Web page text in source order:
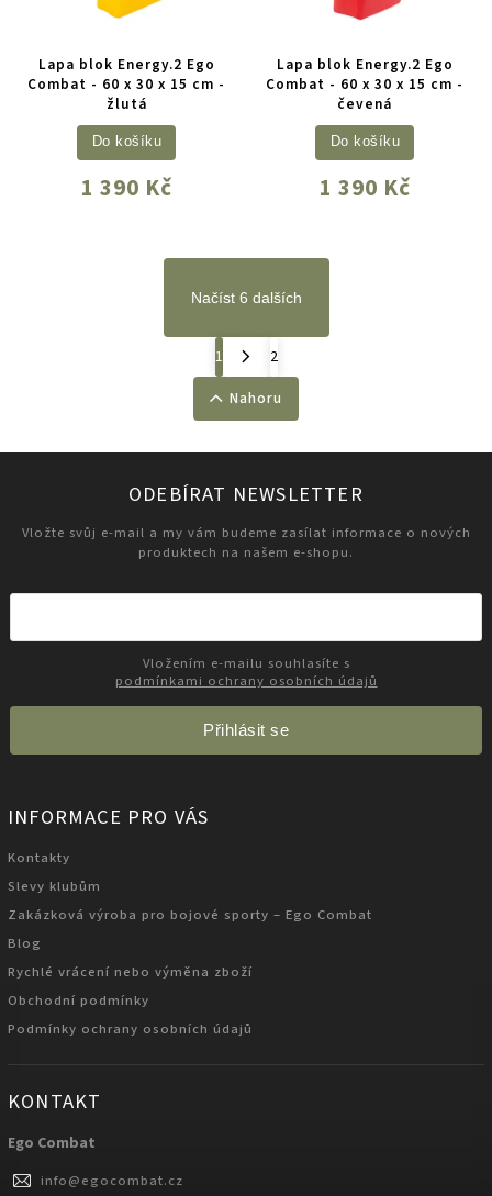
Lapa blok Energy.2 Ego
Combat - 60 x 30 x 15 cm -
žlutá
1 390 Kč
Do košíku
Lapa blok Energy.2 Ego
Combat - 60 x 30 x 15 cm -
čevená
1 390 Kč
Do košíku
Načíst 6 dalších
1
2
Nahoru
ODEBÍRAT NEWSLETTER
Vložte svůj e-mail a my vám budeme zasílat informace o nových
produktech na našem e-shopu.
podmínkami ochrany osobních údajů
Přihlásit se
INFORMACE PRO VÁS
Kontakty
Slevy klubům
Zakázková výroba pro bojové sporty – Ego Combat
Blog
Rychlé vrácení nebo výměna zboží
Obchodní podmínky
Podmínky ochrany osobních údajů
KONTAKT
Ego Combat
info@egocombat.cz